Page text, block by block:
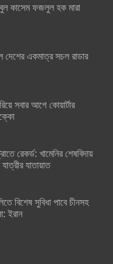
কাসেম ফজলুল হক মারা
দেশের একমাত্র সচল রাডার
সবার আগে কোয়ার্টার
রেকর্ড: খামেনির শেষবিদায়
যাতায়াত
বিশেষ সুবিধা পাবে চীনসহ
ইরান